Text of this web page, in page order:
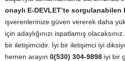
onaylı E-DEVLET’te
işverenlerinize güven vererek daha
için adaylığınızı ispatlamış
bir iletişimcidir. İyi bir iletişimci iyi
hemen arayın 0(530) 304-9898 iyi bir